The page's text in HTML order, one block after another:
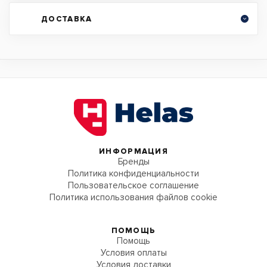
ДОСТАВКА
ИНФОРМАЦИЯ
Бренды
Политика конфиденциальности
Пользовательское соглашение
Политика использования файлов cookie
ПОМОЩЬ
Помощь
Условия оплаты